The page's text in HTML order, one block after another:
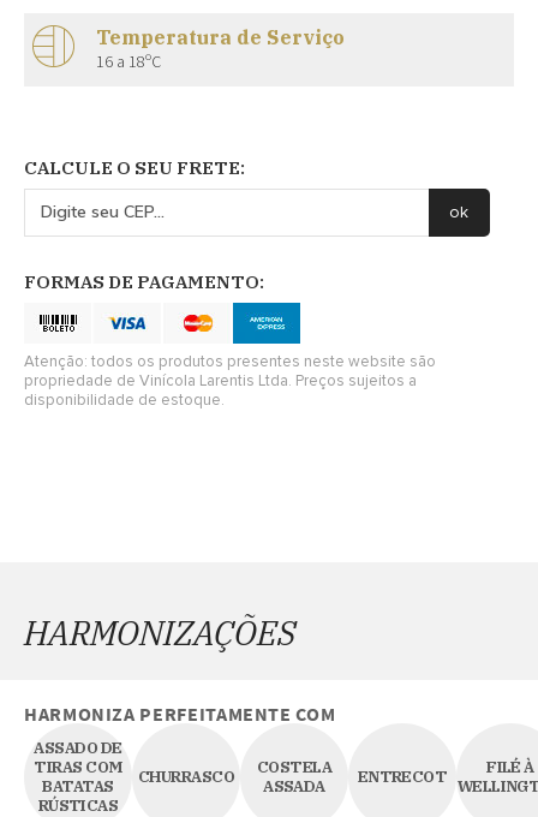
Temperatura de Serviço
16 a 18ºC
CALCULE O SEU FRETE:
FORMAS DE PAGAMENTO:
Atenção: todos os produtos presentes neste website são
propriedade de Vinícola Larentis Ltda. Preços sujeitos a
disponibilidade de estoque.
HARMONIZAÇÕES
HARMONIZA PERFEITAMENTE COM
ASSADO DE
TIRAS COM
BATATAS
RÚSTICAS
CHURRASCO
COSTELA
ASSADA
ENTRECOT
FILÉ À